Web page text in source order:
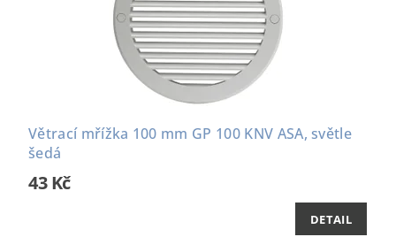
Větrací mřížka 100 mm GP 100 KNV ASA, světle
šedá
43 Kč
DETAIL